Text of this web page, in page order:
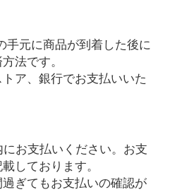
手元に商品が到着した後に
法です。
ア、銀行でお支払いいた
お支払いください。お支
しております。
ぎてもお支払いの確認が